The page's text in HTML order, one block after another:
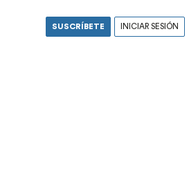
SUSCRÍBETE INICIAR SESIÓN